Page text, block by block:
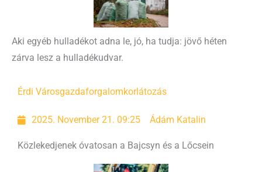
Aki egyéb hulladékot adna le, jó, ha tudja: jövő héten
zárva lesz a hulladékudvar.
Érdi Városgazdaforgalomkorlátozás
2025. November 21. 09:25 Ádám Katalin
Közlekedjenek óvatosan a Bajcsyn és a Lőcsein